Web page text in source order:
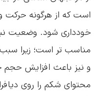
و نیز باعث افزایش
محتوای شکم را روی
فوقانی ریه بهتر و
کاهش یافته و در
9- رژیم غذایی: